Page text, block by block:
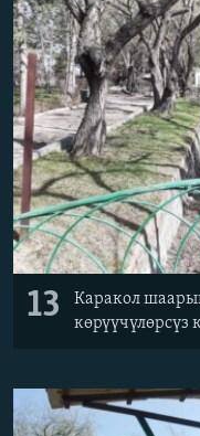
13
Каракол
көрүүчүлөрсүз